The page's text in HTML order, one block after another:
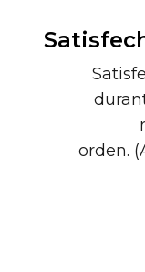
orden.